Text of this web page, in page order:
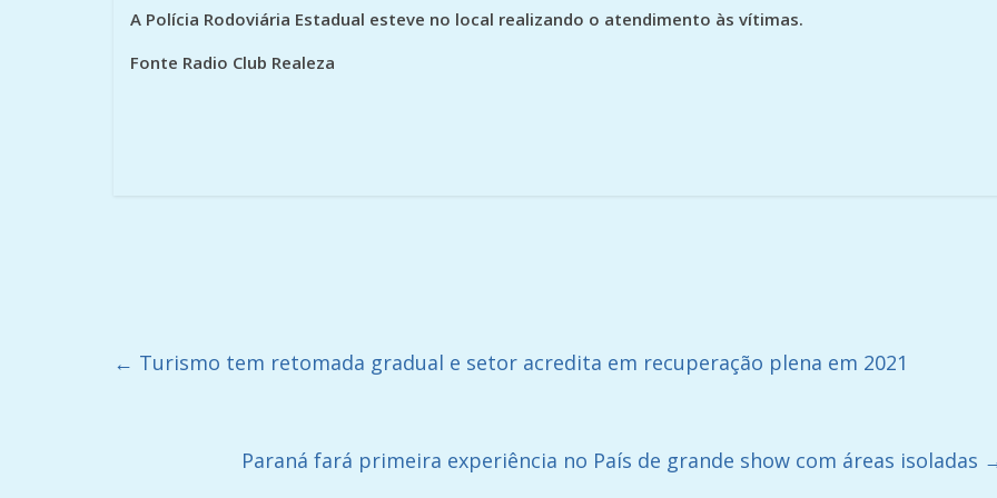
A Polícia Rodoviária Estadual esteve no local realizando o atendimento às vítimas.
Fonte Radio Club Realeza
← Turismo tem retomada gradual e setor acredita em recuperação plena em 2021
Paraná fará primeira experiência no País de grande show com áreas isoladas